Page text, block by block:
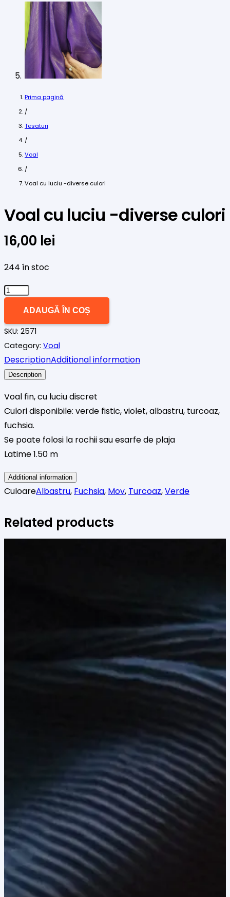
Prima pagină
/
Tesaturi
/
Voal
/
Voal cu luciu -diverse culori
Voal cu luciu -diverse culori
16,00 lei
244 în stoc
Cantitate
luciu
-
diverse
culori
ADAUGĂ ÎN COȘ
SKU: 2571
Category: Voal
DescriptionAdditional information
Description
Voal fin, cu luciu discret
Culori disponibile: verde fistic, violet, albastru, turcoaz,
fuchsia.
Se poate folosi la rochii sau esarfe de plaja
Latime 1.50 m
Additional information
CuloareAlbastru, Fuchsia, Mov, Turcoaz,Verde
Related products